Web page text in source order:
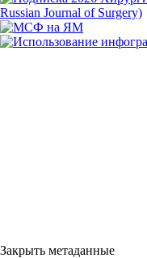
Закрыть метаданные